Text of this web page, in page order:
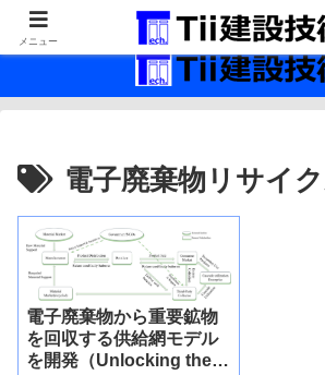
最新の建設技術の情報インフ
電子廃棄物リサイ
電子廃棄物から重要鉱物
を回収する供給網モデル
を開発（Unlocking the
メニュー